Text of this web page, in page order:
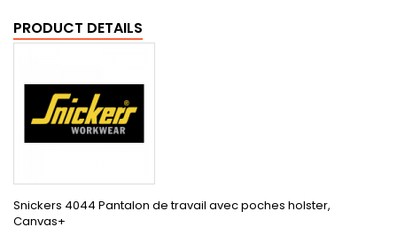
PRODUCT DETAILS
Snickers 4044 Pantalon de travail avec poches holster,
Canvas+